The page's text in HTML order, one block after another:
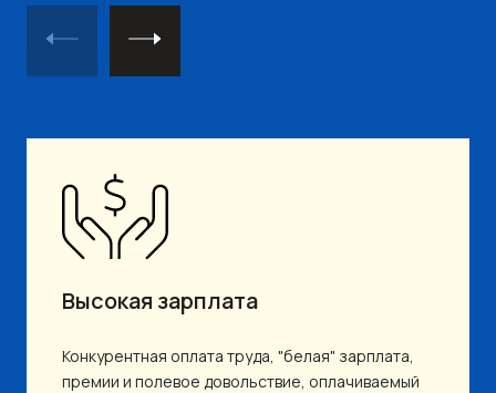
Высокая зарплата
Конкурентная оплата труда, "белая" зарплата,
премии и полевое довольствие, оплачиваемый